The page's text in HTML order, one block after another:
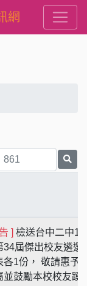
網
] 檢送台中二中
34屆傑出校友遴選
各1份， 敬請惠予
並鼓勵本校校友踴